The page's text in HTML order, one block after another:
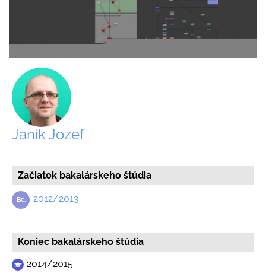
Janík Jozef
Začiatok bakalárskeho štúdia
2012/2013
Koniec bakalárskeho štúdia
2014/2015